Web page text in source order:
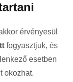
érvényesül
fogyasztjuk, és
esetben
okozhat.